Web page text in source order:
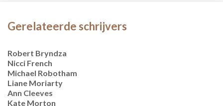
Gerelateerde schrijvers
Robert Bryndza
Nicci French
Michael Robotham
Liane Moriarty
Ann Cleeves
Kate Morton